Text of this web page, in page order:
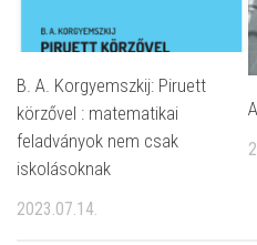
B. A. Korgyemszkij: Piruett
körzővel : matematikai
feladványok nem csak
iskolásoknak
2023.07.14.